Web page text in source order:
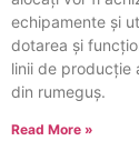
echipamente și
dotarea şi
linii de producţie
din rumeguş.
Read More »